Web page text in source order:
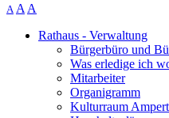
A A A
Rathaus - Verwaltung
Bürgerbüro und
Was erledige ich
Mitarbeiter
Organigramm
Kulturraum